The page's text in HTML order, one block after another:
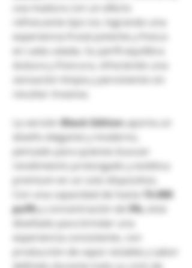
uva madura con un efecto
refrescante tipo ice, logrando una
experiencia frutal potente y fresca
en cada calada. Su perfil equilibra
dulzura y frescura, ofreciendo una
sensación limpia y persistente sin
resultar invasiva.
La versiónBlack Editionaporta un
diseño elegante y moderno,
pensado para quienes buscan
rendimiento prolongado y estética
premium en un solo dispositivo.
Con una capacidad de hasta
15.000
puffsy concentración de 5%, está
diseñado para brindar una
experiencia consistente, con
producción de vapor estable y sabor